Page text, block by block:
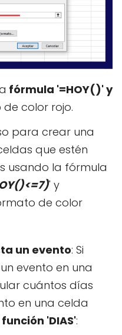
fórmula '=HOY()' y
color rojo.
para crear una
que estén
usando la fórmula
' y
de color
un evento: Si
evento en una
cuántos días
en una celda
función 'DIAS':